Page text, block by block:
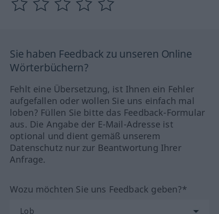
Sie haben Feedback zu unseren Online
Wörterbüchern?
Fehlt eine Übersetzung, ist Ihnen ein Fehler
aufgefallen oder wollen Sie uns einfach mal
loben? Füllen Sie bitte das Feedback-Formular
aus. Die Angabe der E-Mail-Adresse ist
optional und dient gemäß unserem
Datenschutz nur zur Beantwortung Ihrer
Anfrage.
Wozu möchten Sie uns Feedback geben?*